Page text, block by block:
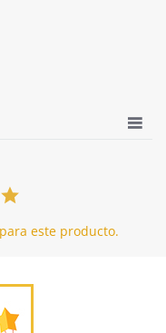
este producto.